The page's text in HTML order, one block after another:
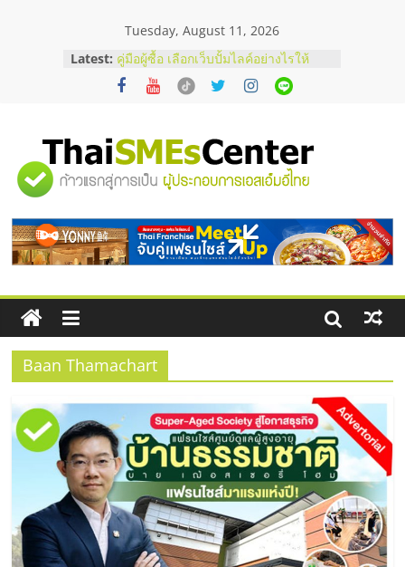
Tuesday, August 11, 2026
Latest: คู่มือผู้ซื้อ เลือกเว็บปั้มไลค์อย่างไรให้
เหมาะกับเป้าหมายของธุรกิจ
เว็บปั้มวิวช่วยธุรกิจออนไลน์ได้จริงหรือ
ปั้มฟอลติ๊กตอกที่เจ้าของธุรกิจควรรู้
อยากหาเงินทุน เพิ่มสภาพคล่องให้ธุรกิจ
เริ่มยังไงให้ผ่านฉลุย
บริการน้ำมัน Shell
"ศูนย์
รวม
ข้อมูล
ธุรกิจ
SME
แห่ง
ประเทศไทย,
ThaiSMEsCenter,
Baan Thamachart